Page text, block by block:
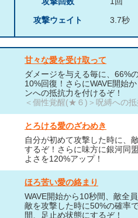
攻撃ウェイト
3.7秒
甘々な愛を受け取って
ダメージを与える毎に、66%
10%回復！さらにWAVE開始
ンへの抵抗力を付けるぞ！
＜個性覚醒(★６)＞呪縛への
とろける愛のざわめき
自分が初めて攻撃した時に、
するぞ！さらに味方に銀河同
よさを120%アップ！
ほろ苦い愛の絡まり
WAVE開始から10秒間、敵全
敵を攻撃した時に50%の確率
間、足止め状態にするぞ！